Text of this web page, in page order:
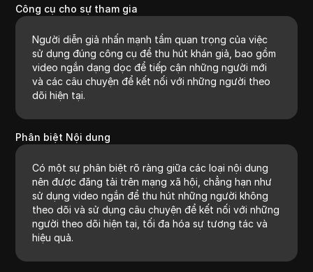
Công cụ cho sự tham gia
Người diễn giả nhấn mạnh tầm quan trọng của việc
sử dụng đúng công cụ để thu hút khán giả, bao gồm
video ngắn dạng dọc để tiếp cận những người mới
và các câu chuyện để kết nối với những người theo
dõi hiện tại.
Phân biệt Nội dung
Có một sự phân biệt rõ ràng giữa các loại nội dung
nên được đăng tải trên mạng xã hội, chẳng hạn như
sử dụng video ngắn để thu hút những người không
theo dõi và sử dụng câu chuyện để kết nối với những
người theo dõi hiện tại, tối đa hóa sự tương tác và
hiệu quả.